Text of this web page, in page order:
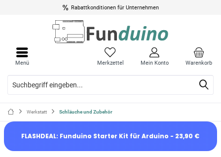
Rabattkonditionen für Unternehmen
Warenkorb
Merkzettel Mein Konto
Menü
Werkstatt Schläuche und Zubehör
FLASHDEAL: Funduino Starter Kit für Arduino - 23,90 €